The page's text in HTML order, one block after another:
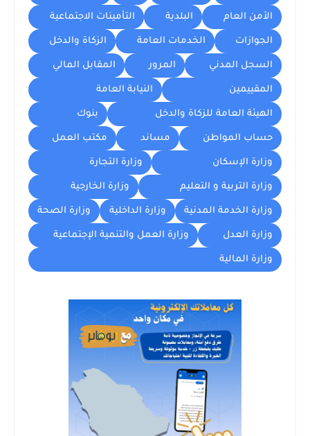
الأمن العام البلدية التأمينات الاجتماعية
الجوازات الخدمات العامة الزكاة والدخل
السجل المدني المرور المقابل المالي
المقييمين النيابة العامة
الهيئة العامة للزكاة والدخل بنوك
حساب المواطن مساند مكتب العمل
وزارة الإسكان وزارة التجارة
وزارة التربية و التعليم وزارة الخارجية
وزارة الخدمة المدنية وزارة الداخلية وزارة الصحة
وزارة العدل وزارة العمل والتنمية الإجتماعية
وزارة المالية